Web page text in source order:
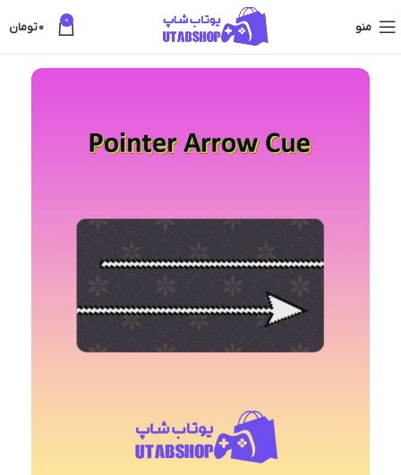
منو 0
0تومان